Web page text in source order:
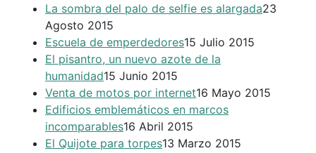
La sombra del palo de selfie es alargada23
Agosto 2015
Escuela de emperdedores15 Julio 2015
El pisantro, un nuevo azote de la
humanidad15 Junio 2015
Venta de motos por internet16 Mayo 2015
Edificios emblemáticos en marcos
incomparables16 Abril 2015
El Quijote para torpes13 Marzo 2015